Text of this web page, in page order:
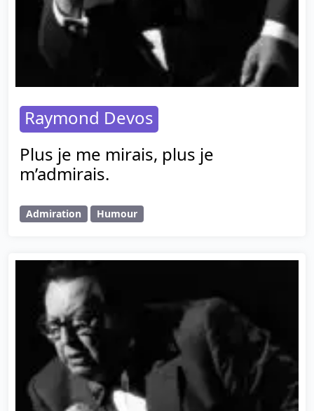
Raymond Devos
Plus je me mirais, plus je
m’admirais.
Admiration Humour